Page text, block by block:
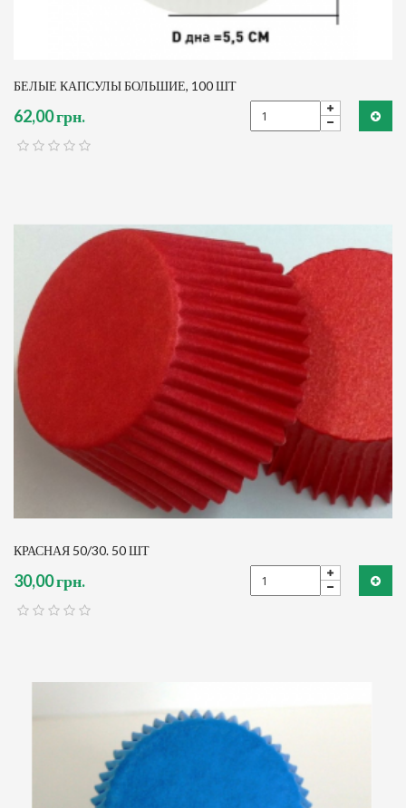
БЕЛЫЕ КАПСУЛЫ БОЛЬШИЕ, 100 ШТ
62,00 грн.
КРАСНАЯ 50/30. 50 ШТ
30,00 грн.